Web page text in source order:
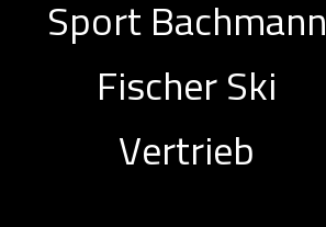
Sport Bachmann
Fischer Ski
Vertrieb